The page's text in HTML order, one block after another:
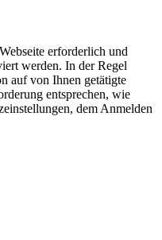
erforderlich und
werden. In der Regel
auf von Ihnen getätigte
entsprechen, wie
dem Anmelden